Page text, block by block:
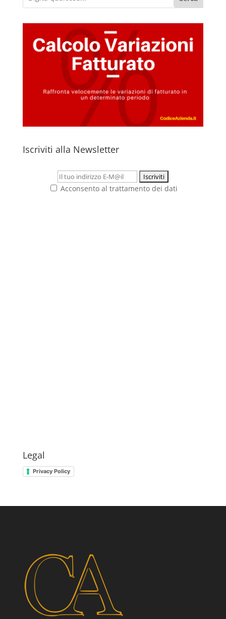
Iscriviti alla Newsletter
Acconsento al trattamento dei dati
Legal
Privacy Policy